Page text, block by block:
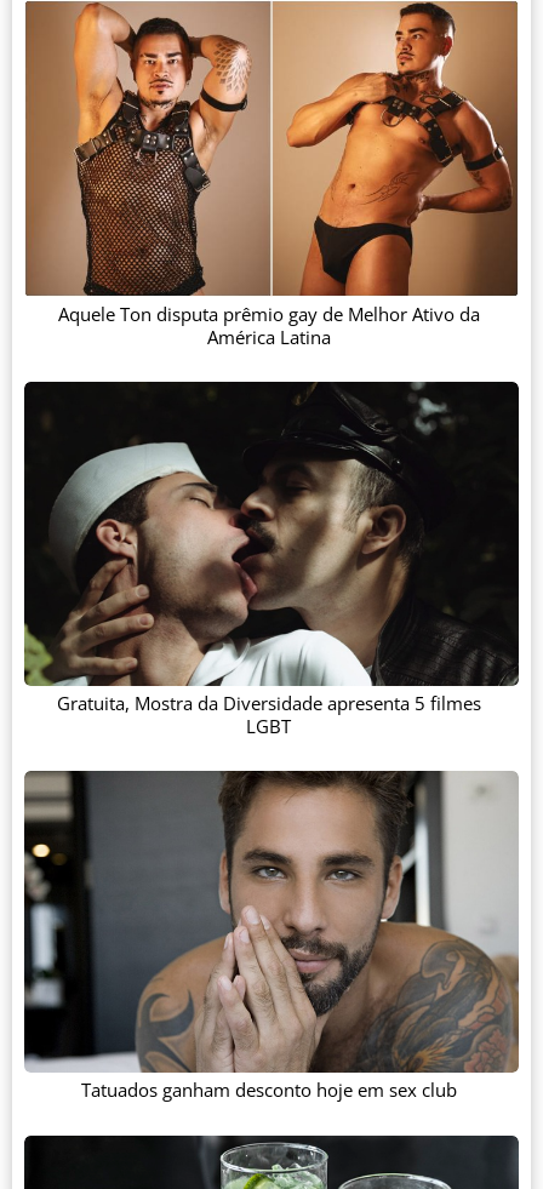
Aquele Ton disputa prêmio gay de Melhor Ativo da
América Latina
Gratuita, Mostra da Diversidade apresenta 5 filmes
LGBT
Tatuados ganham desconto hoje em sex club